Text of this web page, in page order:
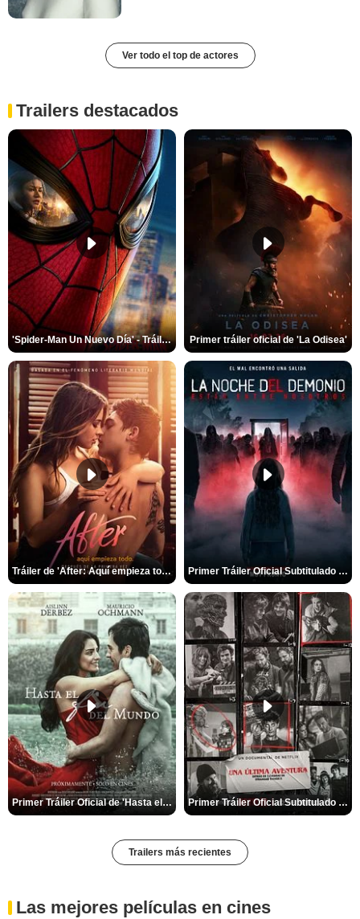
Ver todo el top de actores
Trailers destacados
'Spider-Man Un Nuevo Día' - Tráiler oficial subtitulado Primer tráiler oficial de 'La Odisea'
Tráiler de 'After: Aquí empieza todo' Primer Tráiler Oficial Subtitulado de 'La Noche Del Demonio: Están Entre Nosotros'
Primer Tráiler Oficial de 'Hasta el fin del mundo' Primer Tráiler Oficial Subtitulado de 'Una última aventura: Detrás de cámaras de Stranger Things 5'
Trailers más recientes
Las mejores películas en cines